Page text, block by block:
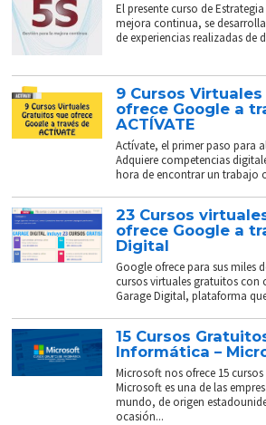
El presente curso de
mejora continua, se
de experiencias realizadas de
9 Cursos
ofrece Google a
ACTÍVATE
Actívate, el primer paso para
Adquiere competencias
hora de encontrar un trabajo
23 Cursos
ofrece Google a
Digital
Google ofrece para sus miles
cursos virtuales gratuitos con
Garage Digital, plataforma
15 Cursos
Informática –
Microsoft nos ofrece 15
Microsoft es una de las
mundo, de origen
ocasión...